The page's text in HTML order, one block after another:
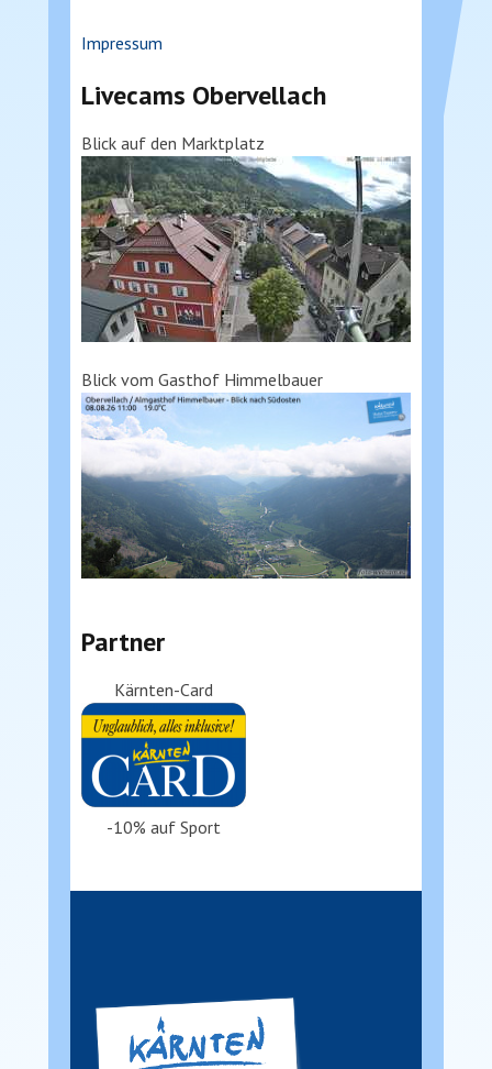
Impressum
Livecams Obervellach
Blick auf den Marktplatz
Blick vom Gasthof Himmelbauer
Partner
Kärnten-Card
-10% auf Sport